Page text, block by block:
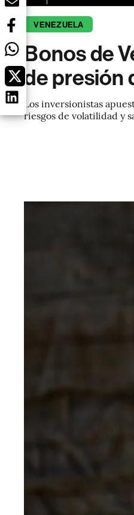
VENEZUELA
Bonos de
de presión
Los inversionistas
riesgos de volatilidad y